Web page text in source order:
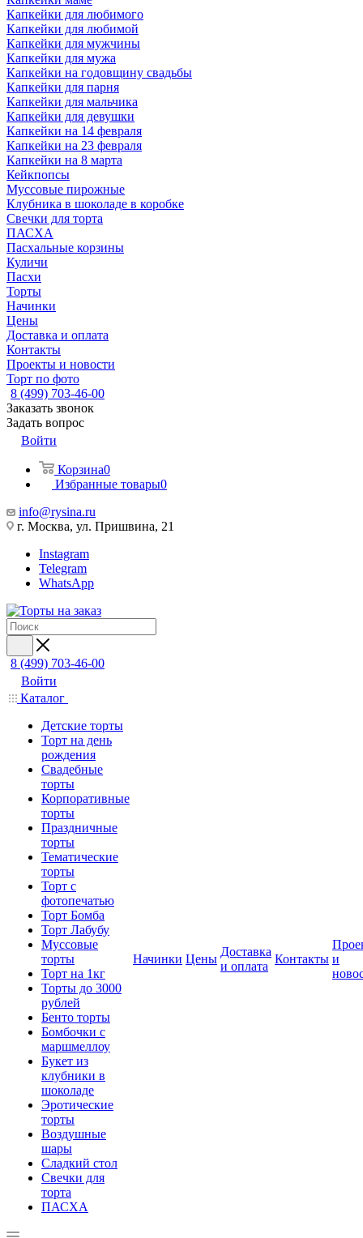
Капкейки для любимого
Капкейки для любимой
Капкейки для мужчины
Капкейки для мужа
Капкейки на годовщину свадьбы
Капкейки для парня
Капкейки для мальчика
Капкейки для девушки
Капкейки на 14 февраля
Капкейки на 23 февраля
Капкейки на 8 марта
Кейкпопсы
Муссовые пирожные
Клубника в шоколаде в коробке
Свечки для торта
ПАСХА
Пасхальные корзины
Куличи
Пасхи
Торты
Начинки
Цены
Доставка и оплата
Контакты
Проекты и новости
Торт по фото
8 (499) 703-46-00
Заказать звонок
Задать вопрос
Войти
Корзина0
Избранные товары0
info@rysina.ru
г. Москва, ул. Пришвина, 21
Instagram
Telegram
WhatsApp
8 (499) 703-46-00
Войти
Каталог
Детские торты
Торт на день
рождения
Свадебные
торты
Корпоративные
торты
Праздничные
торты
Тематические
торты
Торт с
фотопечатью
Торт Бомба
Торт Лабубу
Муссовые
торты
Торт на 1кг
Торты до 3000
рублей
Бенто торты
Бомбочки с
маршмеллоу
Букет из
клубники в
шоколаде
Эротические
торты
Воздушные
шары
Сладкий стол
Свечки для
торта
ПАСХА
Начинки Цены
Доставка
и оплата
Контакты и